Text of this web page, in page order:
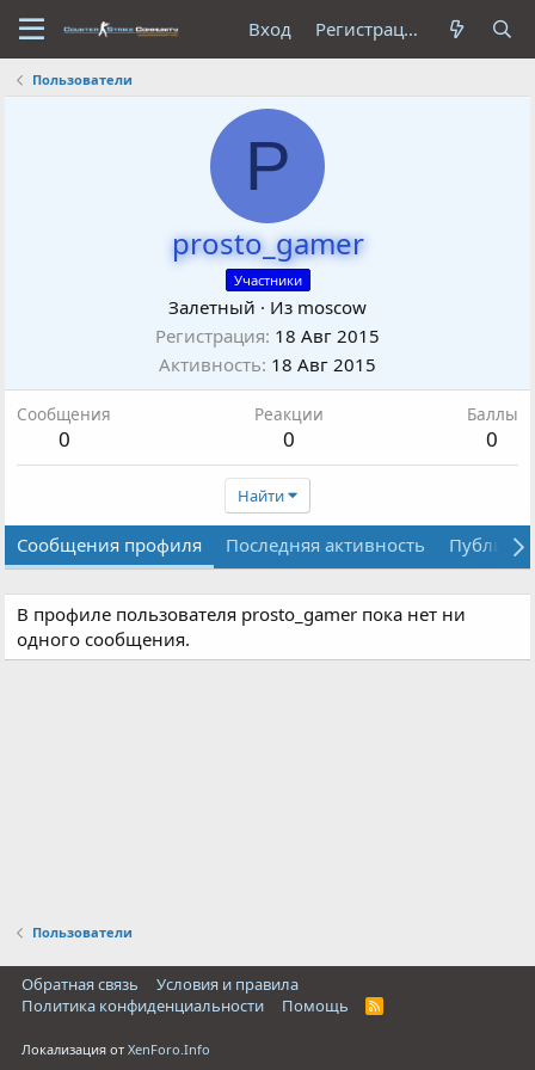
Вход Регистрация
Пользователи
P
prosto_gamer
Участники
Залетный · Из moscow
Регистрация 18 Авг 2015
Активность 18 Авг 2015
Сообщения
0
Реакции
0
Баллы
0
Найти
Сообщения профиля Последняя активность
В профиле пользователя prosto_gamer пока нет ни
одного сообщения.
Пользователи
Обратная связь
Условия и правила
Политика конфиденциальности
Помощь
R
Локализация отXenForo.Info